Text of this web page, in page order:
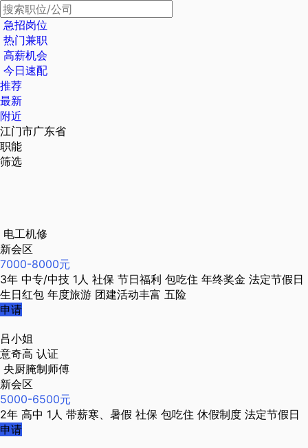
急招岗位
热门兼职
高薪机会
今日速配
推荐
最新
附近
江门市广东省
职能
筛选
电工机修
新会区
7000-8000元
3年 中专/中技 1人 社保 节日福利 包吃住 年终奖金 法定节假日
生日红包 年度旅游 团建活动丰富 五险
申请
吕小姐
意奇高 认证
央厨腌制师傅
新会区
5000-6500元
2年 高中 1人 带薪寒、暑假 社保 包吃住 休假制度 法定节假日
申请